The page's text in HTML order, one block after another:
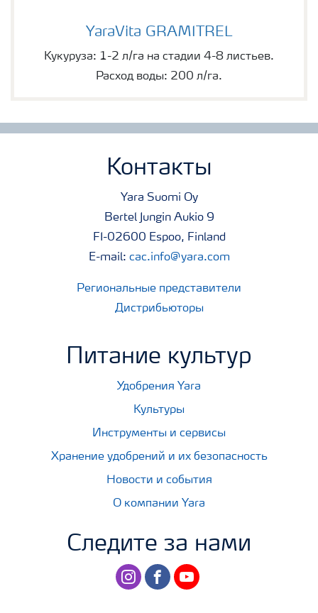
YaraVita GRAMITREL
Кукуруза: 1-2 л/га на стадии 4-8 листьев.
Расход воды: 200 л/га.
Контакты
Yara Suomi Oy
Bertel Jungin Aukio 9
FI-02600 Espoo, Finland
E-mail: cac.info@yara.com
Региональные представители
Дистрибьюторы
Питание культур
Удобрения Yara
Культуры
Инструменты и сервисы
Хранение удобрений и их безопасность
Новости и события
О компании Yara
Следите за нами
instagramfacebookyoutube